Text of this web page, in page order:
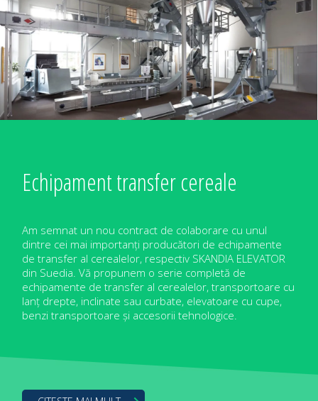
Echipament transfer cereale
Am semnat un nou contract de colaborare cu unul
dintre cei mai importanți producători de echipamente
de transfer al cerealelor, respectiv SKANDIA ELEVATOR
din Suedia. Vă propunem o serie completă de
echipamente de transfer al cerealelor, transportoare cu
lanț drepte, inclinate sau curbate, elevatoare cu cupe,
benzi transportoare și accesorii tehnologice.